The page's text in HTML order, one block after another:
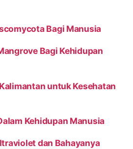
Bagi Manusia
Bagi Kehidupan
untuk Kesehatan
Kehidupan Manusia
dan Bahayanya